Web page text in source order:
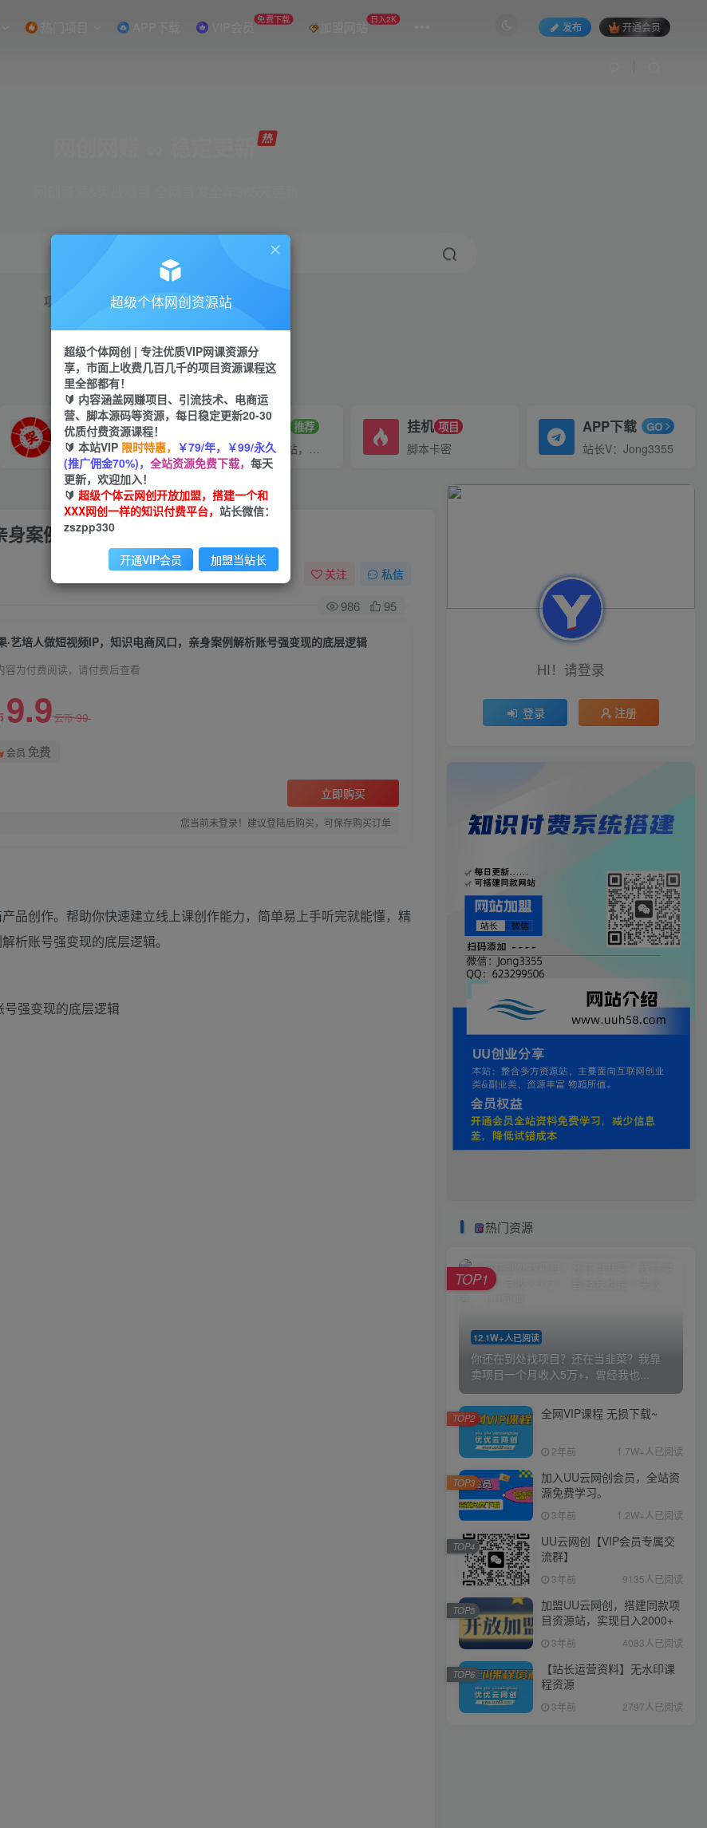
热门项目 APP下载 VIP会员 免费下载 加盟网站 日入2K
发布 开通会员
项目 引流 短视频 小红书
VIP推广
70%分佣
会员专属推广链接
招募站长 推荐
搭建同款网站，自己当老板
挂机 项目
脚本卡密
APP下载 GO
站长V：Jong3355
案例解析账号强变现的底层逻辑
关注 私信
986 95
·艺培人做短视频IP，知识电商风口，亲身案例解析账号强变现的底层逻辑
容为付费阅读，请付费后查看
9.9云币99
会员 免费
立即购买
您当前未登录！建议登陆后购买，可保存购买订单
品创作。帮助你快速建立线上课创作能力，简单易上手听完就能懂，精
析账号强变现的底层逻辑。
HI！请登录
登录 注册
热门资源
12.1W+人已阅读
你还在到处找项目？还在当韭菜？我靠
卖项目一个月收入5万+，曾经我也...
TOP1
全网VIP课程 无损下载~
2年前 1.7W+人已阅读
TOP2
加入UU云网创会员，全站资
源免费学习。
3年前 1.2W+人已阅读
TOP3
UU云网创【VIP会员专属交
流群】
3年前 9135人已阅读
TOP4
加盟UU云网创，搭建同款项
目资源站，实现日入2000+
3年前 4083人已阅读
TOP5
【站长运营资料】无水印课
程资源
3年前 2797人已阅读
TOP6
超级个体网创资源站
超级个体网创 | 专注优质VIP网课资源分
享，市面上收费几百几千的项目资源课程这
里全部都有！
🔰 内容涵盖网赚项目、引流技术、电商运
营、脚本源码等资源，每日稳定更新20-30
优质付费资源课程！
🔰 本站VIP 限时特惠， ￥79/年，￥99/永久
(推广佣金70%)， 全站资源免费下载， 每天
更新，欢迎加入！
🔰 超级个体云网创开放加盟，搭建一个和
XXX网创一样的知识付费平台， 站长微信：
zszpp330
开通VIP会员 加盟当站长